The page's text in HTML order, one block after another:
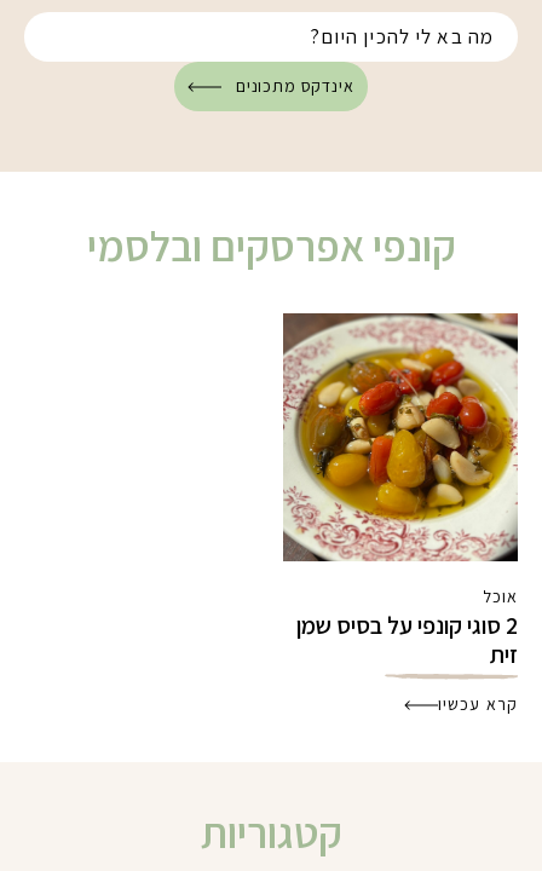
אינדקס מתכונים
קונפי אפרסקים ובלסמי
אוכל
2 סוגי קונפי על בסיס שמן
זית
קרא עכשיו
קטגוריות